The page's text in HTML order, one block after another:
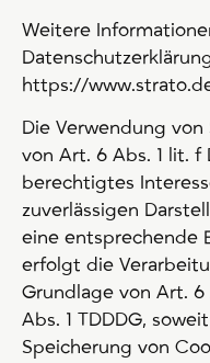
Weitere
https://
Die Verwendung
von Art. 6 Abs. 1 lit. f
berechtigtes
zuverlässigen
eine entsprechende
erfolgt die
Grundlage von Art. 6
Abs. 1 TDDDG,
Speicherung von